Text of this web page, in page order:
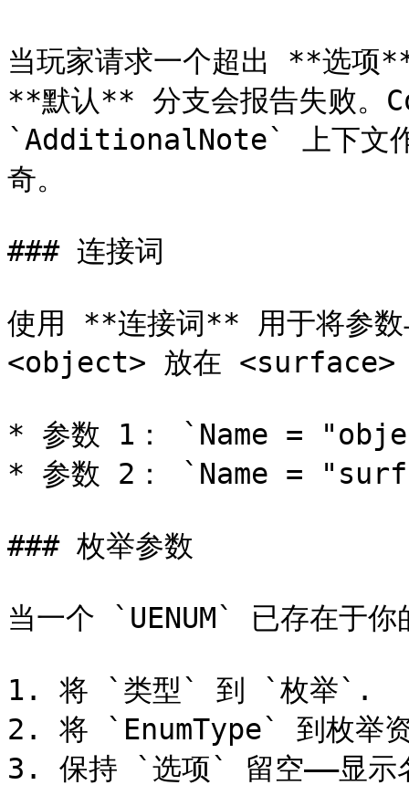
当玩家请求一个超出 **选
**默认** 分支会报告失败。
`AdditionalNote` 上下文作
奇。
### 连接词
使用 **连接词** 用于将参数
<object> 放在
* 参数 1： `Name =
* 参数 2： `Name =
### 枚举参数
当一个 `UENUM` 已存在于你
1. 将 `类型` 到 `枚举`.
2. 将 `EnumType` 到枚举
3. 保持 `选项` 留空——显示